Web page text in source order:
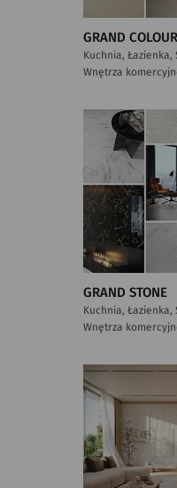
GRAND
Kuchnia,
Wnętrza
GRAND STONE
Kuchnia,
Wnętrza